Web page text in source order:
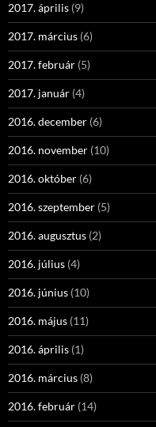
2017. április (9)
2017. március (6)
2017. február (5)
2017. január (4)
2016. december (6)
2016. november (10)
2016. október (6)
2016. szeptember (5)
2016. augusztus (2)
2016. július (4)
2016. június (10)
2016. május (11)
2016. április (1)
2016. március (8)
2016. február (14)